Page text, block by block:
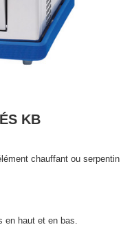
KB
chauffant ou serpentin
en haut et en bas.